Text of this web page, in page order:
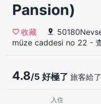
Pansion)
收藏
müze caddesi no 22 -
4.8/5 好極了 旅客給
入住